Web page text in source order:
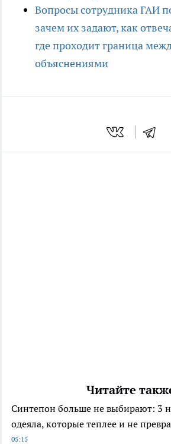
Вопросы сотрудника ГАИ
зачем их задают, как
где проходит граница
объяснениями
Читайте
Синтепон больше не выбирают: 3
одеяла, которые теплее и не
05:15